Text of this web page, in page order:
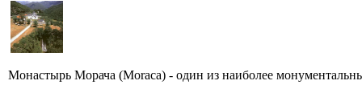
Монастырь Морача (Moraca) - один из наиболее